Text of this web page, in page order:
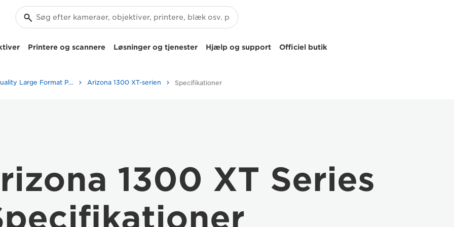
Printere og scannere Løsninger og tjenester Hjælp og support Officiel butik
High-Quality Large Format Printers for CAD/GIS and Stunning Graphics Arizona 1300 XT-serien Specifikationer
1300 XT Series